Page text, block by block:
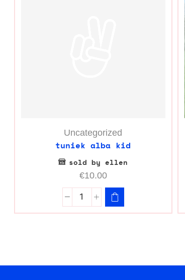
Uncategorized
tuniek alba kid
sold by ellen
€10.00